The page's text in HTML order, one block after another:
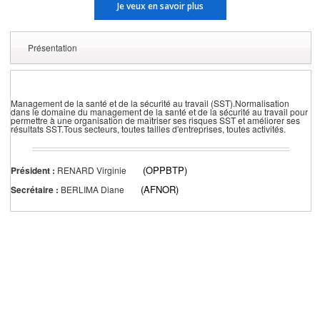
Je veux en savoir plus
Présentation
Management de la santé et de la sécurité au travail (SST).Normalisation
dans le domaine du management de la santé et de la sécurité au travail pour
permettre à une organisation de maîtriser ses risques SST et améliorer ses
résultats SST.Tous secteurs, toutes tailles d'entreprises, toutes activités.
Président : RENARD Virginie (OPPBTP)
Secrétaire : BERLIMA Diane (AFNOR)